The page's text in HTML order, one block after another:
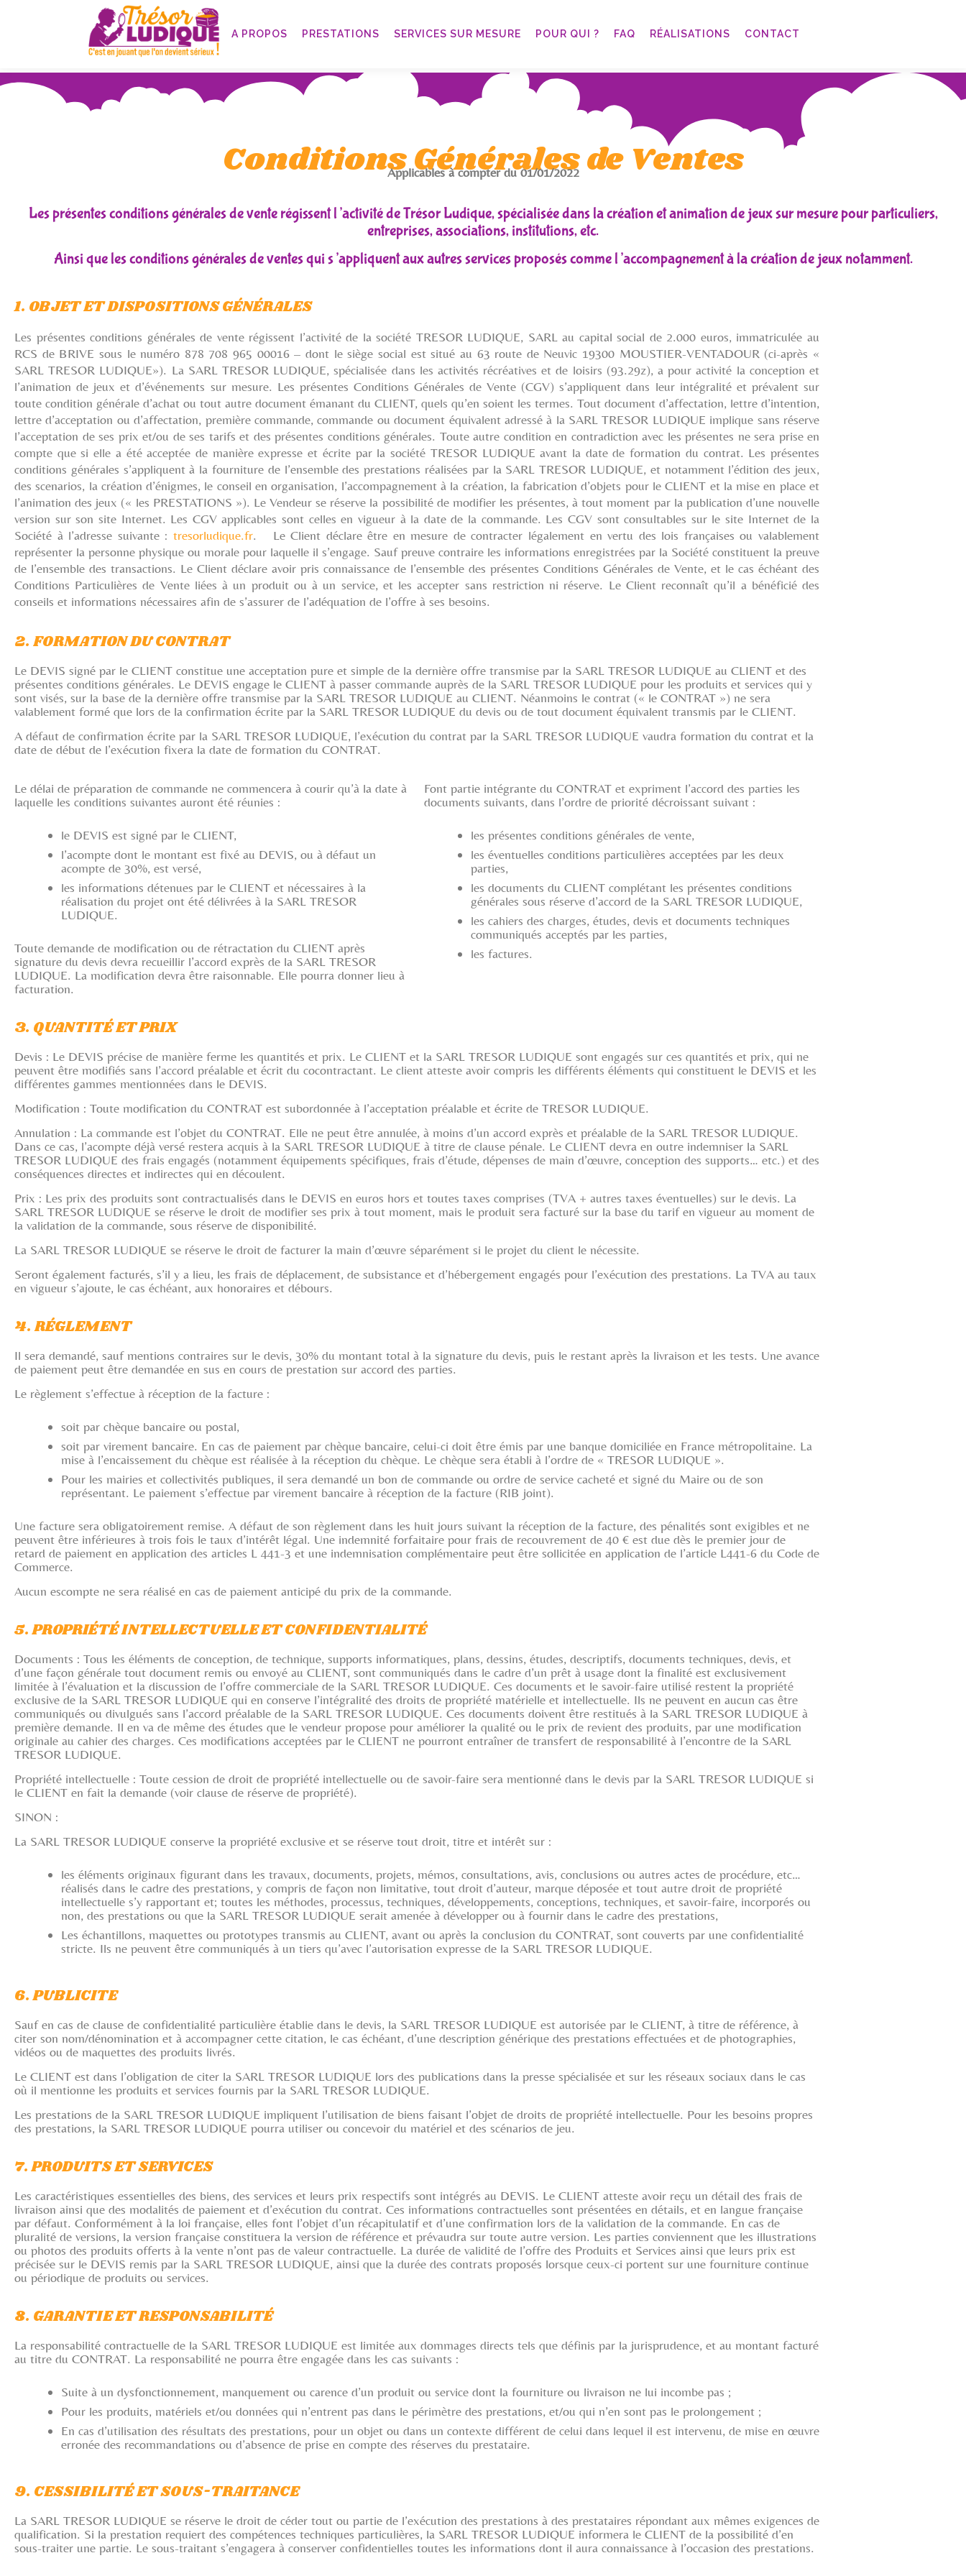
A PROPOS PRESTATIONS SERVICES SUR MESURE POUR QUI ? FAQ RÉALISATIONS CONTACT
Conditions Générales de Ventes
Applicables à compter du 01/01/2022
Les présentes conditions générales de vente régissent l’activité de Trésor Ludique, spécialisée dans la création et animation de jeux sur mesure pour particuliers,
entreprises, associations, institutions, etc.
Ainsi que les conditions générales de ventes qui s’appliquent aux autres services proposés comme l’accompagnement à la création de jeux notamment.
1. OBJET ET DISPOSITIONS GÉNÉRALES
Les présentes conditions générales de vente régissent l’activité de la société TRESOR LUDIQUE, SARL au capital social de 2.000 euros, immatriculée au
RCS de BRIVE sous le numéro 878 708 965 00016 – dont le siège social est situé au 63 route de Neuvic 19300 MOUSTIER-VENTADOUR (ci-après «
SARL TRESOR LUDIQUE»). La SARL TRESOR LUDIQUE, spécialisée dans les activités récréatives et de loisirs (93.29z), a pour activité la conception et
l’animation de jeux et d’événements sur mesure. Les présentes Conditions Générales de Vente (CGV) s’appliquent dans leur intégralité et prévalent sur
toute condition générale d’achat ou tout autre document émanant du CLIENT, quels qu’en soient les termes. Tout document d’affectation, lettre d’intention,
lettre d’acceptation ou d’affectation, première commande, commande ou document équivalent adressé à la SARL TRESOR LUDIQUE implique sans réserve
l’acceptation de ses prix et/ou de ses tarifs et des présentes conditions générales. Toute autre condition en contradiction avec les présentes ne sera prise en
compte que si elle a été acceptée de manière expresse et écrite par la société TRESOR LUDIQUE avant la date de formation du contrat. Les présentes
conditions générales s’appliquent à la fourniture de l’ensemble des prestations réalisées par la SARL TRESOR LUDIQUE, et notamment l’édition des jeux,
des scenarios, la création d’énigmes, le conseil en organisation, l’accompagnement à la création, la fabrication d’objets pour le CLIENT et la mise en place et
l’animation des jeux (« les PRESTATIONS »). Le Vendeur se réserve la possibilité de modifier les présentes, à tout moment par la publication d’une nouvelle
version sur son site Internet. Les CGV applicables sont celles en vigueur à la date de la commande. Les CGV sont consultables sur le site Internet de la
Société à l’adresse suivante : tresorludique.fr. Le Client déclare être en mesure de contracter légalement en vertu des lois françaises ou valablement
représenter la personne physique ou morale pour laquelle il s’engage. Sauf preuve contraire les informations enregistrées par la Société constituent la preuve
de l’ensemble des transactions. Le Client déclare avoir pris connaissance de l’ensemble des présentes Conditions Générales de Vente, et le cas échéant des
Conditions Particulières de Vente liées à un produit ou à un service, et les accepter sans restriction ni réserve. Le Client reconnaît qu’il a bénéficié des
conseils et informations nécessaires afin de s’assurer de l’adéquation de l’offre à ses besoins.
2. FORMATION DU CONTRAT
Le DEVIS signé par le CLIENT constitue une acceptation pure et simple de la dernière offre transmise par la SARL TRESOR LUDIQUE au CLIENT et des
présentes conditions générales. Le DEVIS engage le CLIENT à passer commande auprès de la SARL TRESOR LUDIQUE pour les produits et services qui y
sont visés, sur la base de la dernière offre transmise par la SARL TRESOR LUDIQUE au CLIENT. Néanmoins le contrat (« le CONTRAT ») ne sera
valablement formé que lors de la confirmation écrite par la SARL TRESOR LUDIQUE du devis ou de tout document équivalent transmis par le CLIENT.
A défaut de confirmation écrite par la SARL TRESOR LUDIQUE, l’exécution du contrat par la SARL TRESOR LUDIQUE vaudra formation du contrat et la
date de début de l’exécution fixera la date de formation du CONTRAT.
Le délai de préparation de commande ne commencera à courir qu’à la date à
laquelle les conditions suivantes auront été réunies :
le DEVIS est signé par le CLIENT,
l’acompte dont le montant est fixé au DEVIS, ou à défaut un
acompte de 30%, est versé,
les informations détenues par le CLIENT et nécessaires à la
réalisation du projet ont été délivrées à la SARL TRESOR
LUDIQUE.
Toute demande de modification ou de rétractation du CLIENT après
signature du devis devra recueillir l’accord exprès de la SARL TRESOR
LUDIQUE. La modification devra être raisonnable. Elle pourra donner lieu à
facturation.
Font partie intégrante du CONTRAT et expriment l’accord des parties les
documents suivants, dans l’ordre de priorité décroissant suivant :
les présentes conditions générales de vente,
les éventuelles conditions particulières acceptées par les deux
parties,
les documents du CLIENT complétant les présentes conditions
générales sous réserve d’accord de la SARL TRESOR LUDIQUE,
les cahiers des charges, études, devis et documents techniques
communiqués acceptés par les parties,
les factures.
3. QUANTITÉ ET PRIX
Devis : Le DEVIS précise de manière ferme les quantités et prix. Le CLIENT et la SARL TRESOR LUDIQUE sont engagés sur ces quantités et prix, qui ne
peuvent être modifiés sans l’accord préalable et écrit du cocontractant. Le client atteste avoir compris les différents éléments qui constituent le DEVIS et les
différentes gammes mentionnées dans le DEVIS.
Modification : Toute modification du CONTRAT est subordonnée à l’acceptation préalable et écrite de TRESOR LUDIQUE.
Annulation : La commande est l’objet du CONTRAT. Elle ne peut être annulée, à moins d’un accord exprès et préalable de la SARL TRESOR LUDIQUE.
Dans ce cas, l’acompte déjà versé restera acquis à la SARL TRESOR LUDIQUE à titre de clause pénale. Le CLIENT devra en outre indemniser la SARL
TRESOR LUDIQUE des frais engagés (notamment équipements spécifiques, frais d’étude, dépenses de main d’œuvre, conception des supports… etc.) et des
conséquences directes et indirectes qui en découlent.
Prix : Les prix des produits sont contractualisés dans le DEVIS en euros hors et toutes taxes comprises (TVA + autres taxes éventuelles) sur le devis. La
SARL TRESOR LUDIQUE se réserve le droit de modifier ses prix à tout moment, mais le produit sera facturé sur la base du tarif en vigueur au moment de
la validation de la commande, sous réserve de disponibilité.
La SARL TRESOR LUDIQUE se réserve le droit de facturer la main d’œuvre séparément si le projet du client le nécessite.
Seront également facturés, s’il y a lieu, les frais de déplacement, de subsistance et d’hébergement engagés pour l’exécution des prestations. La TVA au taux
en vigueur s’ajoute, le cas échéant, aux honoraires et débours.
4. RÉGLEMENT
Il sera demandé, sauf mentions contraires sur le devis, 30% du montant total à la signature du devis, puis le restant après la livraison et les tests. Une avance
de paiement peut être demandée en sus en cours de prestation sur accord des parties.
Le règlement s’effectue à réception de la facture :
soit par chèque bancaire ou postal,
soit par virement bancaire. En cas de paiement par chèque bancaire, celui-ci doit être émis par une banque domiciliée en France métropolitaine. La
mise à l’encaissement du chèque est réalisée à la réception du chèque. Le chèque sera établi à l’ordre de « TRESOR LUDIQUE ».
Pour les mairies et collectivités publiques, il sera demandé un bon de commande ou ordre de service cacheté et signé du Maire ou de son
représentant. Le paiement s’effectue par virement bancaire à réception de la facture (RIB joint).
Une facture sera obligatoirement remise. A défaut de son règlement dans les huit jours suivant la réception de la facture, des pénalités sont exigibles et ne
peuvent être inférieures à trois fois le taux d’intérêt légal. Une indemnité forfaitaire pour frais de recouvrement de 40 € est due dès le premier jour de
retard de paiement en application des articles L 441-3 et une indemnisation complémentaire peut être sollicitée en application de l’article L441-6 du Code de
Commerce.
Aucun escompte ne sera réalisé en cas de paiement anticipé du prix de la commande.
5. PROPRIÉTÉ INTELLECTUELLE ET CONFIDENTIALITÉ
Documents : Tous les éléments de conception, de technique, supports informatiques, plans, dessins, études, descriptifs, documents techniques, devis, et
d’une façon générale tout document remis ou envoyé au CLIENT, sont communiqués dans le cadre d’un prêt à usage dont la finalité est exclusivement
limitée à l’évaluation et la discussion de l’offre commerciale de la SARL TRESOR LUDIQUE. Ces documents et le savoir-faire utilisé restent la propriété
exclusive de la SARL TRESOR LUDIQUE qui en conserve l’intégralité des droits de propriété matérielle et intellectuelle. Ils ne peuvent en aucun cas être
communiqués ou divulgués sans l’accord préalable de la SARL TRESOR LUDIQUE. Ces documents doivent être restitués à la SARL TRESOR LUDIQUE à
première demande. Il en va de même des études que le vendeur propose pour améliorer la qualité ou le prix de revient des produits, par une modification
originale au cahier des charges. Ces modifications acceptées par le CLIENT ne pourront entraîner de transfert de responsabilité à l’encontre de la SARL
TRESOR LUDIQUE.
Propriété intellectuelle : Toute cession de droit de propriété intellectuelle ou de savoir-faire sera mentionné dans le devis par la SARL TRESOR LUDIQUE si
le CLIENT en fait la demande (voir clause de réserve de propriété).
SINON :
La SARL TRESOR LUDIQUE conserve la propriété exclusive et se réserve tout droit, titre et intérêt sur :
les éléments originaux figurant dans les travaux, documents, projets, mémos, consultations, avis, conclusions ou autres actes de procédure, etc…
réalisés dans le cadre des prestations, y compris de façon non limitative, tout droit d’auteur, marque déposée et tout autre droit de propriété
intellectuelle s’y rapportant et; toutes les méthodes, processus, techniques, développements, conceptions, techniques, et savoir-faire, incorporés ou
non, des prestations ou que la SARL TRESOR LUDIQUE serait amenée à développer ou à fournir dans le cadre des prestations,
Les échantillons, maquettes ou prototypes transmis au CLIENT, avant ou après la conclusion du CONTRAT, sont couverts par une confidentialité
stricte. Ils ne peuvent être communiqués à un tiers qu’avec l’autorisation expresse de la SARL TRESOR LUDIQUE.
6. PUBLICITE
Sauf en cas de clause de confidentialité particulière établie dans le devis, la SARL TRESOR LUDIQUE est autorisée par le CLIENT, à titre de référence, à
citer son nom/dénomination et à accompagner cette citation, le cas échéant, d’une description générique des prestations effectuées et de photographies,
vidéos ou de maquettes des produits livrés.
Le CLIENT est dans l’obligation de citer la SARL TRESOR LUDIQUE lors des publications dans la presse spécialisée et sur les réseaux sociaux dans le cas
où il mentionne les produits et services fournis par la SARL TRESOR LUDIQUE.
Les prestations de la SARL TRESOR LUDIQUE impliquent l’utilisation de biens faisant l’objet de droits de propriété intellectuelle. Pour les besoins propres
des prestations, la SARL TRESOR LUDIQUE pourra utiliser ou concevoir du matériel et des scénarios de jeu.
7. PRODUITS ET SERVICES
Les caractéristiques essentielles des biens, des services et leurs prix respectifs sont intégrés au DEVIS. Le CLIENT atteste avoir reçu un détail des frais de
livraison ainsi que des modalités de paiement et d’exécution du contrat. Ces informations contractuelles sont présentées en détails, et en langue française
par défaut. Conformément à la loi française, elles font l’objet d’un récapitulatif et d’une confirmation lors de la validation de la commande. En cas de
pluralité de versions, la version française constituera la version de référence et prévaudra sur toute autre version. Les parties conviennent que les illustrations
ou photos des produits offerts à la vente n’ont pas de valeur contractuelle. La durée de validité de l’offre des Produits et Services ainsi que leurs prix est
précisée sur le DEVIS remis par la SARL TRESOR LUDIQUE, ainsi que la durée des contrats proposés lorsque ceux-ci portent sur une fourniture continue
ou périodique de produits ou services.
8. GARANTIE ET RESPONSABILITÉ
La responsabilité contractuelle de la SARL TRESOR LUDIQUE est limitée aux dommages directs tels que définis par la jurisprudence, et au montant facturé
au titre du CONTRAT. La responsabilité ne pourra être engagée dans les cas suivants :
Suite à un dysfonctionnement, manquement ou carence d’un produit ou service dont la fourniture ou livraison ne lui incombe pas ;
Pour les produits, matériels et/ou données qui n’entrent pas dans le périmètre des prestations, et/ou qui n’en sont pas le prolongement ;
En cas d’utilisation des résultats des prestations, pour un objet ou dans un contexte différent de celui dans lequel il est intervenu, de mise en œuvre
erronée des recommandations ou d’absence de prise en compte des réserves du prestataire.
9. CESSIBILITÉ ET SOUS-TRAITANCE
La SARL TRESOR LUDIQUE se réserve le droit de céder tout ou partie de l’exécution des prestations à des prestataires répondant aux mêmes exigences de
qualification. Si la prestation requiert des compétences techniques particulières, la SARL TRESOR LUDIQUE informera le CLIENT de la possibilité d’en
sous-traiter une partie. Le sous-traitant s’engagera à conserver confidentielles toutes les informations dont il aura connaissance à l’occasion des prestations.